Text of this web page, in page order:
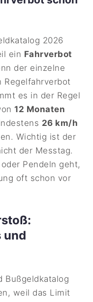
2026
ein Fahrverbot
der einzelne
Regelfahrverbot
es in der Regel
12 Monaten
26 km/h
Wichtig ist der
der Messtag.
oder Pendeln geht,
oft schon vor
und
Bußgeldkatalog
weil das Limit